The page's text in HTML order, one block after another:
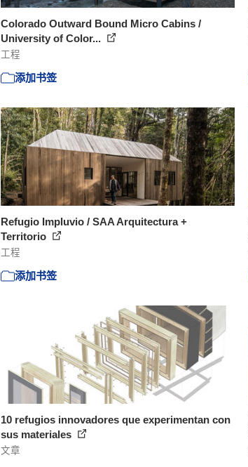
Colorado Outward Bound Micro Cabins /
University of Color...
工程
添加书签
Refugio Impluvio / SAA Arquitectura +
Territorio
工程
添加书签
10 refugios innovadores que experimentan con
sus materiales
文章